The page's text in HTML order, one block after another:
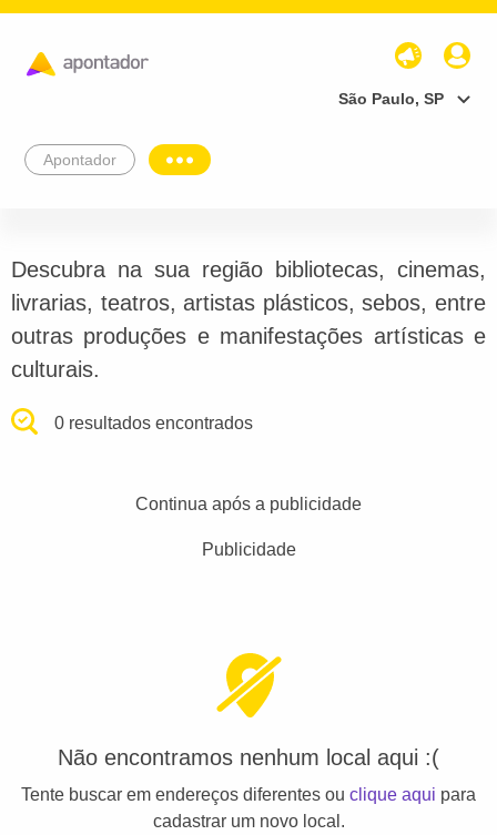
São Paulo, SP
Apontador
Descubra na sua região bibliotecas, cinemas,
livrarias, teatros, artistas plásticos, sebos, entre
outras produções e manifestações artísticas e
culturais.
0 resultados encontrados
Continua após a publicidade
Publicidade
Não encontramos nenhum local aqui :(
Tente buscar em endereços diferentes ou clique aqui para
cadastrar um novo local.